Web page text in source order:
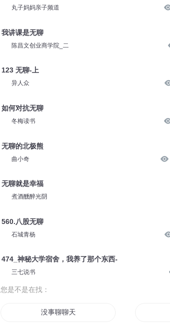
丸子妈妈亲子频道
我讲课是无聊
陈昌文创业商学院_二
123 无聊-上
异人众
如何对抗无聊
冬梅读书
无聊的北极熊
曲小奇
无聊就是幸福
煮酒醺醉光阴
560.八股无聊
石城青杨
474_神秘大学宿舍，我养了那个东西-
三七说书
您是不是在找：
没事聊聊天